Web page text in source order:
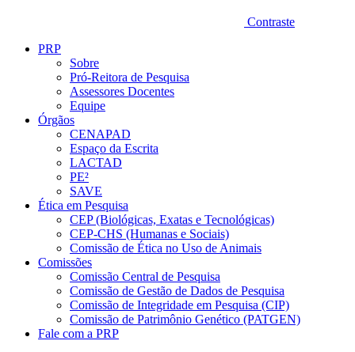
Contraste
PRP
Sobre
Pró-Reitora de Pesquisa
Assessores Docentes
Equipe
Órgãos
CENAPAD
Espaço da Escrita
LACTAD
PE²
SAVE
Ética em Pesquisa
CEP (Biológicas, Exatas e Tecnológicas)
CEP-CHS (Humanas e Sociais)
Comissão de Ética no Uso de Animais
Comissões
Comissão Central de Pesquisa
Comissão de Gestão de Dados de Pesquisa
Comissão de Integridade em Pesquisa (CIP)
Comissão de Patrimônio Genético (PATGEN)
Fale com a PRP